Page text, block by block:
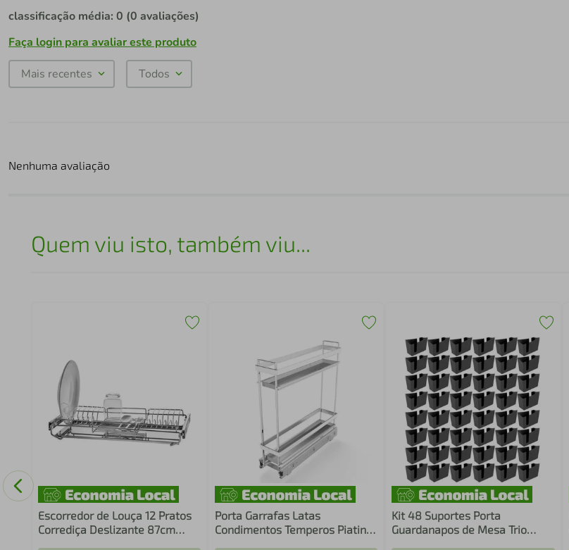
classificação média: 0 (0 avaliações)
Faça login para avaliar este produto
Mais recentes Todos
Nenhuma avaliação
Quem viu isto, também viu...
Escorredor de Louça 12 Pratos
Corrediça Deslizante 87cm
Porta Garrafas Latas
Condimentos Temperos Piatina
Kit 48 Suportes Porta
Guardanapos de Mesa Trio